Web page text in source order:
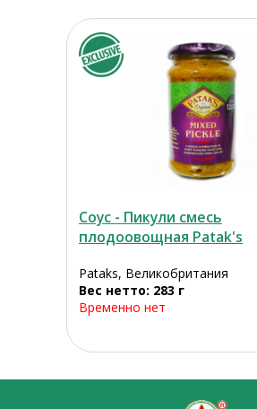
Соус - Пикули смесь
плодоовощная Patak's
Pataks, Великобритания
Вес нетто: 283 г
Временно нет